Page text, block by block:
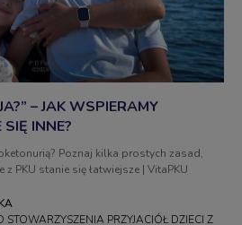
– JAK WSPIERAMY
SIĘ INNE?
Poznaj kilka prostych zasad,
PKU stanie się łatwiejsze | VitaPKU
STOWARZYSZENIA PRZYJACIÓŁ DZIECI Z